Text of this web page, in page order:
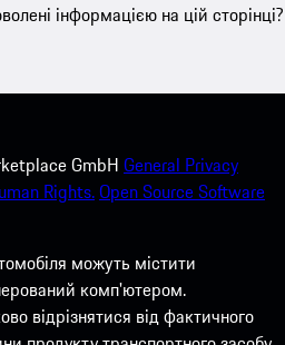
інформацією на цій сторінці?
GmbH General Privacy
Rights.Open Source Software
можуть містити
комп'ютером.
відрізнятися від фактичного